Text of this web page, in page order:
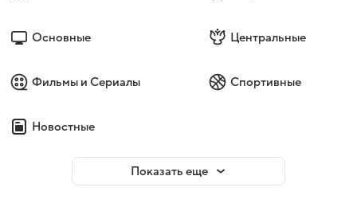
Основные Центральные
Фильмы и Сериалы Спортивные
Новостные
Показать еще